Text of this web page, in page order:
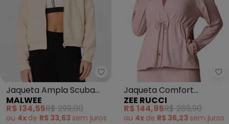
Malwee - Jaqueta Ampla
Jaqueta Ampla Scuba
Touch Active (Off White)
MALWEE
R$ 134,55R$ 299,00
ou 4x de R$ 33,63 sem juros
Jaqueta Comfort
Poliamida Blush (Rosa)
ZEE RUCCI
R$ 144,95R$ 289,90
ou 4x de R$ 36,23 sem juros